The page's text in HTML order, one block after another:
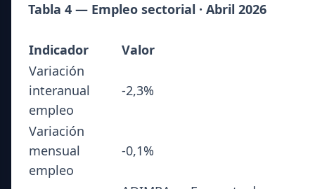
SIDERDATO
y el mercado del acero en Argentina.
Secciones
Noticias del Sector
Datos Técnicos
Guía Metalúrgica
Tabla 4 — Empleo sectorial · Abril 2026
Indicador
Valor
Variación
interanual
empleo
-2,3%
Variación
mensual
empleo
-0,1%